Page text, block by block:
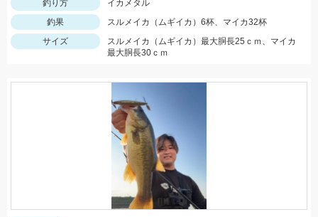
釣り方
イカメタル
釣果
スルメイカ（ムギイカ）6杯、マイカ32杯
サイズ
スルメイカ（ムギイカ）最大胴長25ｃｍ、マイカ
最大胴長30ｃｍ